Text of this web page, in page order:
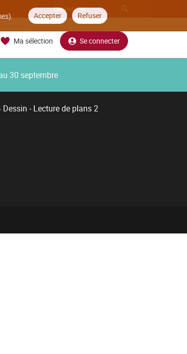
Accepter Refuser
Ma sélection Se connecter
30 septembre
Dessin - Lecture de plans 2